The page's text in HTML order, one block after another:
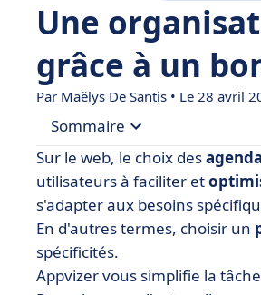
Une
grâce à un
Par Maëlys De Santis • Le 28 avril
Sommaire
• Tableau comparatif des
• Google Agenda
• Microsoft Outlook
• Agenda en ligne.com
Sur le web, le choix des
utilisateurs à faciliter et
s'adapter aux besoins
En d'autres termes, choisir un
spécificités.
Appvizer vous simplifie la